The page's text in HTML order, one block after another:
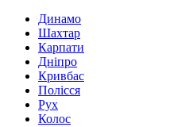
Динамо
Шахтар
Карпати
Дніпро
Кривбас
Полісся
Рух
Колос